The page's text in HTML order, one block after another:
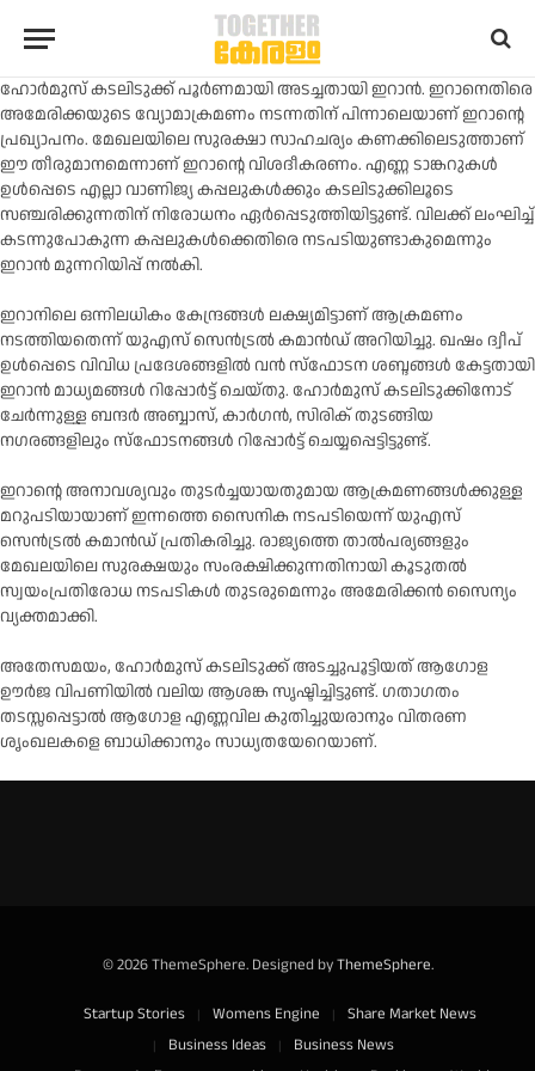
ഹോർമുസ് കടലിടുക്ക് പൂർണമായി അടച്ചതായി ഇറാൻ. ഇറാനെതിരെ
അമേരിക്കയുടെ വ്യോമാക്രമണം നടന്നതിന് പിന്നാലെയാണ് ഇറാന്റെ
പ്രഖ്യാപനം. മേഖലയിലെ സുരക്ഷാ സാഹചര്യം കണക്കിലെടുത്താണ്
ഈ തീരുമാനമെന്നാണ് ഇറാന്റെ വിശദീകരണം. എണ്ണ ടാങ്കറുകൾ
ഉൾപ്പെടെ എല്ലാ വാണിജ്യ കപ്പലുകൾക്കും കടലിടുക്കിലൂടെ
സഞ്ചരിക്കുന്നതിന് നിരോധനം ഏർപ്പെടുത്തിയിട്ടുണ്ട്. വിലക്ക് ലംഘിച്ച്
കടന്നുപോകുന്ന കപ്പലുകൾക്കെതിരെ നടപടിയുണ്ടാകുമെന്നും
ഇറാൻ മുന്നറിയിപ്പ് നൽകി.
ഇറാനിലെ ഒന്നിലധികം കേന്ദ്രങ്ങൾ ലക്ഷ്യമിട്ടാണ് ആക്രമണം
നടത്തിയതെന്ന് യുഎസ് സെൻട്രൽ കമാൻഡ് അറിയിച്ചു. ഖഷം ദ്വീപ്
ഉൾപ്പെടെ വിവിധ പ്രദേശങ്ങളിൽ വൻ സ്ഫോടന ശബ്ദങ്ങൾ കേട്ടതായി
ഇറാൻ മാധ്യമങ്ങൾ റിപ്പോർട്ട് ചെയ്തു. ഹോർമുസ് കടലിടുക്കിനോട്
ചേർന്നുള്ള ബന്ദർ അബ്ബാസ്, കാർഗൻ, സിരിക് തുടങ്ങിയ
നഗരങ്ങളിലും സ്ഫോടനങ്ങൾ റിപ്പോർട്ട് ചെയ്യപ്പെട്ടിട്ടുണ്ട്.
ഇറാന്റെ അനാവശ്യവും തുടർച്ചയായതുമായ ആക്രമണങ്ങൾക്കുള്ള
മറുപടിയായാണ് ഇന്നത്തെ സൈനിക നടപടിയെന്ന് യുഎസ്
സെൻട്രൽ കമാൻഡ് പ്രതികരിച്ചു. രാജ്യത്തെ താൽപര്യങ്ങളും
മേഖലയിലെ സുരക്ഷയും സംരക്ഷിക്കുന്നതിനായി കൂടുതൽ
സ്വയംപ്രതിരോധ നടപടികൾ തുടരുമെന്നും അമേരിക്കൻ സൈന്യം
വ്യക്തമാക്കി.
അതേസമയം, ഹോർമുസ് കടലിടുക്ക് അടച്ചുപൂട്ടിയത് ആഗോള
ഊർജ വിപണിയിൽ വലിയ ആശങ്ക സൃഷ്ടിച്ചിട്ടുണ്ട്. ഗതാഗതം
തടസ്സപ്പെട്ടാൽ ആഗോള എണ്ണവില കുതിച്ചുയരാനും വിതരണ
ശൃംഖലകളെ ബാധിക്കാനും സാധ്യതയേറെയാണ്.
© 2026 ThemeSphere. Designed byThemeSphere.
Startup Stories Womens Engine
Share Market News
Business Ideas
Business News